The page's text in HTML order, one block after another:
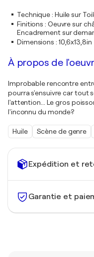
Expédition et
Garantie et
Technique: Huile sur
Finitions : Oeuvre sur
Encadrement sur
Dimensions : 10,6x13,8in
À propos de
Improbable rencontre
pourra s'ensuivre car tout
l'attention... Le gros
l'inconnu du monde?
Huile Scène de genre